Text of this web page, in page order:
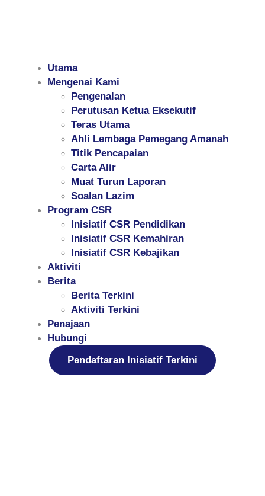
Utama
Mengenai Kami
Pengenalan
Perutusan Ketua Eksekutif
Teras Utama
Ahli Lembaga Pemegang Amanah
Titik Pencapaian
Carta Alir
Muat Turun Laporan
Soalan Lazim
Program CSR
Inisiatif CSR Pendidikan
Inisiatif CSR Kemahiran
Inisiatif CSR Kebajikan
Aktiviti
Berita
Berita Terkini
Aktiviti Terkini
Penajaan
Hubungi
Pendaftaran Inisiatif Terkini